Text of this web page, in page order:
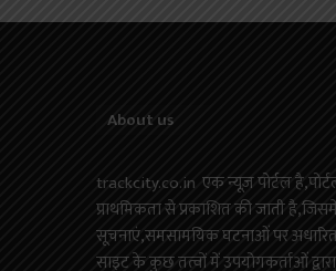
About us
trackcity.co.in एक न्यूज़ पोर्टल
प्राथमिकता से प्रकाशित की जाती
सूचनाएं,समसामयिक घटनाओं पर
साइट के कुछ तत्वों में उपयोगकर्ताओं द्वारा